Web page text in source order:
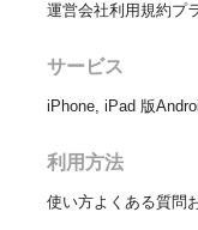
運営会社利用規約プ
サービス
iPhone, iPad 版
利用方法
使い方よくある質問